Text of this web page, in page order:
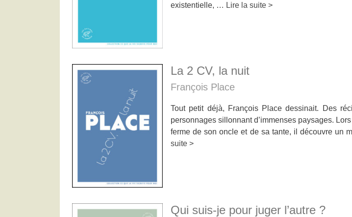
existentielle, … Lire la suite >
La 2 CV, la nuit
François Place
Tout petit déjà, François Place dessinait. Des
personnages sillonnant d’immenses paysages.
ferme de son oncle et de sa tante, il découvre un
suite >
Qui suis-je pour juger l’autre ?